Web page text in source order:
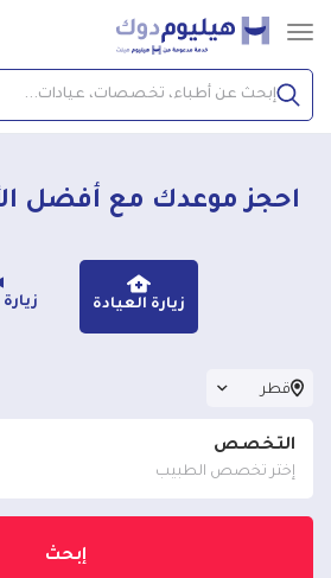
إبحث عن أطباء، تخصصات، عيادات...
احجز موعدك مع أفضل
زيارة العيادة
قطر
التخصص
إختر تخصص الطبيب
إبحث